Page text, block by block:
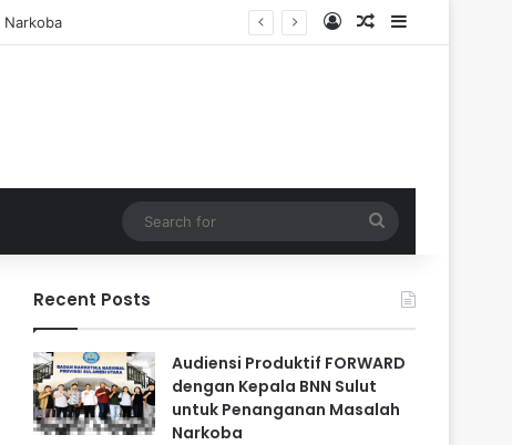
Log InRandom Article
Sidebar
for
Recent Posts
Audiensi Produktif FORWARD
dengan Kepala BNN Sulut
untuk Penanganan Masalah
Narkoba